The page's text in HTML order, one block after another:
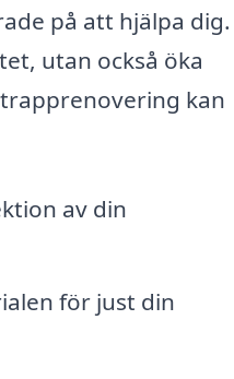
på att hjälpa dig.
utan också öka
kan
av din
för just din